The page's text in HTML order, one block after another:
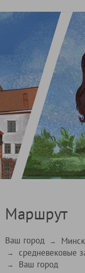
Маршрут
Ваш город → Минск
→ средневековые
→ Ваш город